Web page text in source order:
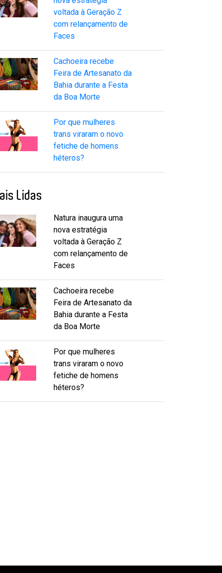
voltada à Geração Z
com relançamento de
Faces
Cachoeira recebe
Feira de Artesanato da
Bahia durante a Festa
da Boa Morte
Por que mulheres
trans viraram o novo
fetiche de homens
héteros?
Lidas
Natura inaugura uma
nova estratégia
voltada à Geração Z
com relançamento de
Faces
Cachoeira recebe
Feira de Artesanato da
Bahia durante a Festa
da Boa Morte
Por que mulheres
trans viraram o novo
fetiche de homens
héteros?